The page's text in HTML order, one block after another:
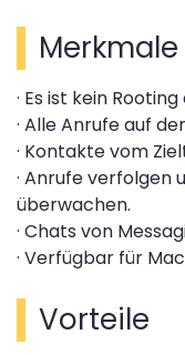
Merkmale
· Es ist kein
· Alle Anrufe auf
· Kontakte vom
· Anrufe verfolgen
überwachen.
· Chats von
· Verfügbar für
Vorteile